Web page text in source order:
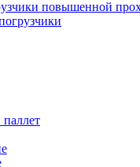
повышенной